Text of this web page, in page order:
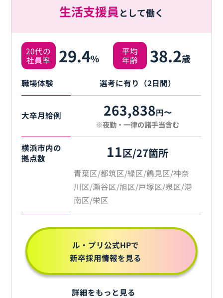
生活支援員として働く
20代の
社員率
29.4%
平均
年齢
38.2歳
職場体験 選考に有り（2日間）
大卒月給例 263,838円〜
※夜勤・一律の諸手当含む
横浜市内の
拠点数
11区/27箇所
青葉区/都筑区/緑区/鶴見区/神奈
川区/瀬谷区/旭区/戸塚区/泉区/港
南区/栄区
ル・プリ公式HPで
新卒採用情報を見る
詳細をもっと見る